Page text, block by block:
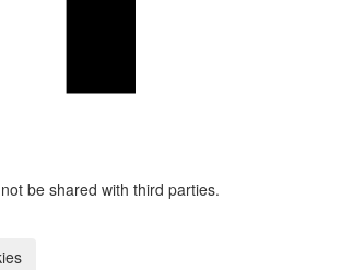
be shared with third parties.